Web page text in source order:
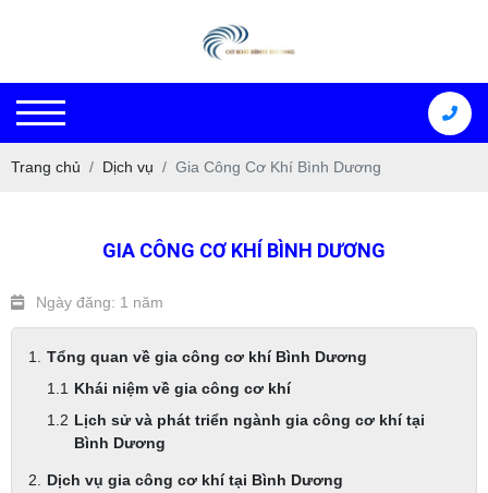
Trang chủ Dịch vụ Gia Công Cơ Khí Bình Dương
GIA CÔNG CƠ KHÍ BÌNH DƯƠNG
Ngày đăng: 1 năm
Tổng quan về gia công cơ khí Bình Dương
Khái niệm về gia công cơ khí
Lịch sử và phát triển ngành gia công cơ khí tại
Bình Dương
Dịch vụ gia công cơ khí tại Bình Dương